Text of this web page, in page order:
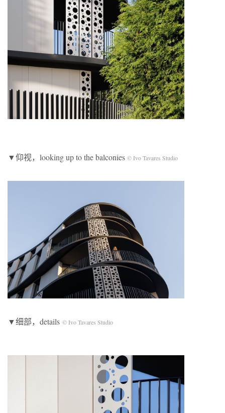
▼仰视，looking up to the balconies © Ivo Tavares Studio
▼细部，details © Ivo Tavares Studio